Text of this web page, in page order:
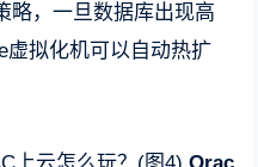
略，一旦数据库出现高
虚拟化机可以自动热扩